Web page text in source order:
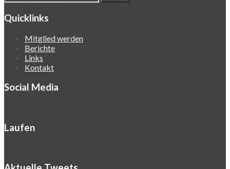
Quicklinks
Mitglied werden
Berichte
Links
Kontakt
Social Media
Laufen